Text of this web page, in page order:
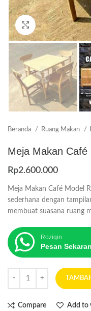
Click to enlarge
Beranda Ruang Makan
Meja Makan Café
Rp2.600.000
Meja Makan Café Model
sederhana dengan
membuat suasana ruang
Roziqin
Pesan
Compare Add to